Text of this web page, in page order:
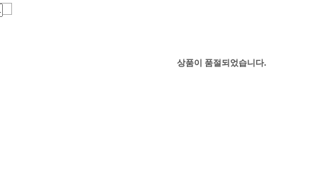
상품이 품절되었습니다.